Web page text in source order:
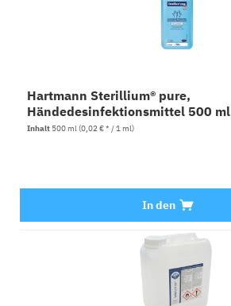
Hartmann Sterillium® pure,
Händedesinfektionsmittel 500 ml
Inhalt 500 ml(0,02 € * / 1 ml)
In den